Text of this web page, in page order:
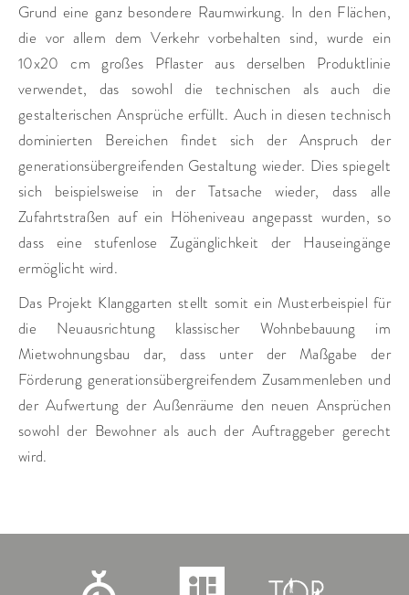
Grund eine ganz besondere Raumwirkung. In den Flächen,
die vor allem dem Verkehr vorbehalten sind, wurde ein
10x20 cm großes Pflaster aus derselben Produktlinie
verwendet, das sowohl die technischen als auch die
gestalterischen Ansprüche erfüllt. Auch in diesen technisch
dominierten Bereichen findet sich der Anspruch der
generationsübergreifenden Gestaltung wieder. Dies spiegelt
sich beispielsweise in der Tatsache wieder, dass alle
Zufahrtstraßen auf ein Höheniveau angepasst wurden, so
dass eine stufenlose Zugänglichkeit der Hauseingänge
ermöglicht wird.
Das Projekt Klanggarten stellt somit ein Musterbeispiel für
die Neuausrichtung klassischer Wohnbebauung im
Mietwohnungsbau dar, dass unter der Maßgabe der
Förderung generationsübergreifendem Zusammenleben und
der Aufwertung der Außenräume den neuen Ansprüchen
sowohl der Bewohner als auch der Auftraggeber gerecht
wird.